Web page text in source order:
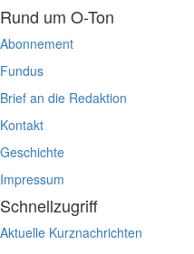
Rund um O-Ton
Abonnement
Fundus
Brief an die Redaktion
Kontakt
Geschichte
Impressum
Schnellzugriff
Aktuelle Kurznachrichten